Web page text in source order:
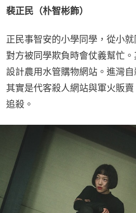
裴正民（朴智彬飾）
正民事智安的小學同學，從小
對方被同學欺負時會仗義幫忙
設計農用水管購物網站。進灣
其實是代客殺人網站與軍火販
追殺。